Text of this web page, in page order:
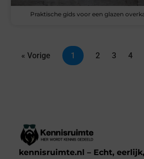
Praktische gids voor een glazen
« Vorige 1 2 3 4
kennisruimte.nl – Echt,